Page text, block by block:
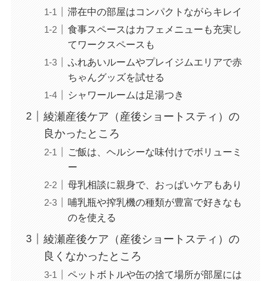
滞在中の部屋はコンパクトながらキレイ
食事スペースはカフェメニューも充実し
てワークスペースも
ふれあいルームやプレイジムエリアで赤
ちゃんグッズを試せる
シャワールームは足湯つき
綾瀬産後ケア（産後ショートスティ）の
良かったところ
ご飯は、ヘルシーな味付けでボリューミ
ー
母乳相談に親身で、おっぱいケアもあり
哺乳瓶や搾乳機の種類が豊富で好きなも
のを使える
綾瀬産後ケア（産後ショートスティ）の
良くなかったところ
ペットボトルや缶の捨て場所が部屋には